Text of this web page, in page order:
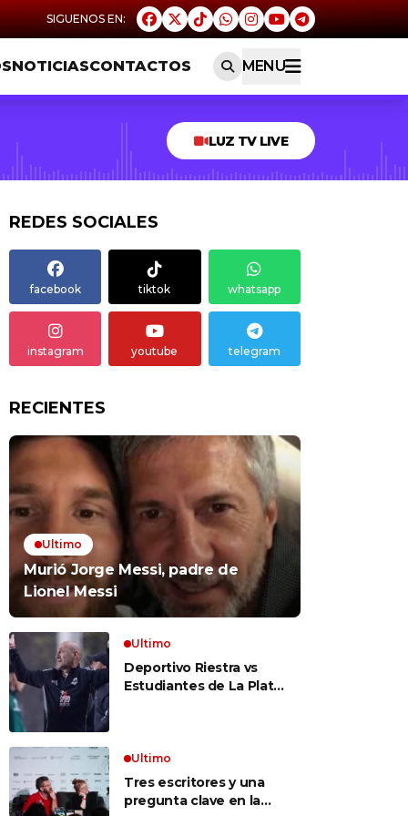
NOTICIASCONTACTOS MENU
LUZ TV LIVE
REDES SOCIALES
facebook tiktok whatsapp
instagram youtube telegram
RECIENTES
Ultimo
Murió Jorge Messi, padre de
Lionel Messi
Ultimo
Deportivo Riestra vs
Estudiantes de La Plata,
cómo ver el partido
Ultimo
Tres escritores y una
pregunta clave en la